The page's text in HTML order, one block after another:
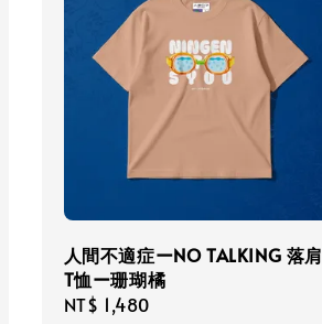
人間不適症ーNO TALKING 落肩
T恤ー珊瑚橘
Regular
NT$ 1,480